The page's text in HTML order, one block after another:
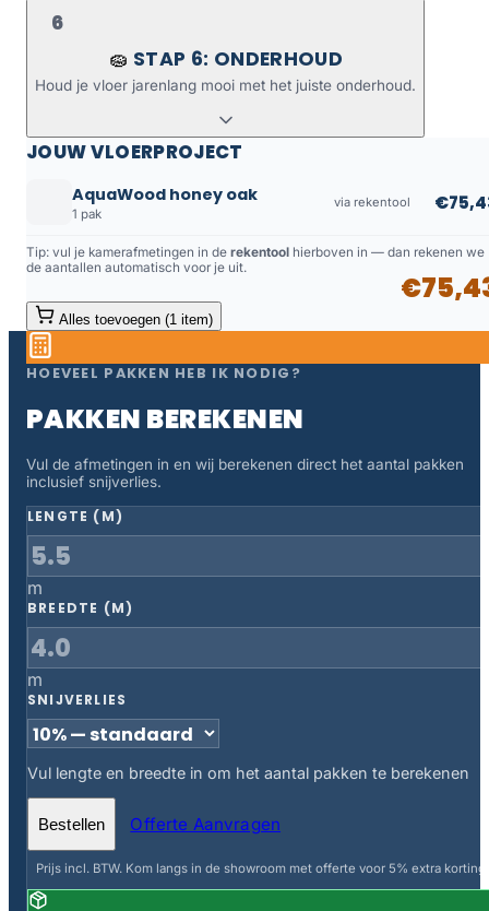
6
🧽 STAP 6: ONDERHOUD
Houd je vloer jarenlang mooi met het juiste onderhoud.
JOUW VLOERPROJECT
AquaWood honey oak
1 pak
via rekentool
Tip: vul je kamerafmetingen in de rekentool hierboven in — dan rekenen we
de aantallen automatisch voor je uit.
Alles toevoegen (1 item)
HOEVEEL PAKKEN HEB IK NODIG?
PAKKEN BEREKENEN
Vul de afmetingen in en wij berekenen direct het aantal pakken
inclusief snijverlies.
LENGTE (M)
m
BREEDTE (M)
m
SNIJVERLIES
Vul lengte en breedte in om het aantal pakken te berekenen
Bestellen Offerte Aanvragen
Prijs incl. BTW. Kom langs in de showroom met offerte voor 5% extra korting.